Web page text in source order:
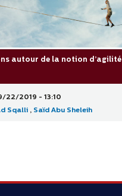
autour de la notion d’agilité
22/2019 - 13:10
Sqalli , Saïd Abu Sheleih